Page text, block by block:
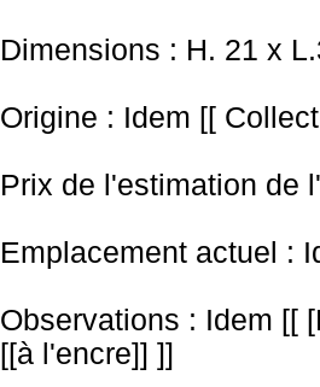
Dimensions : H. 21 x
Origine : Idem [[
Prix de l'estimation de
Emplacement actuel :
Observations : Idem [[
[[à l'encre]] ]]